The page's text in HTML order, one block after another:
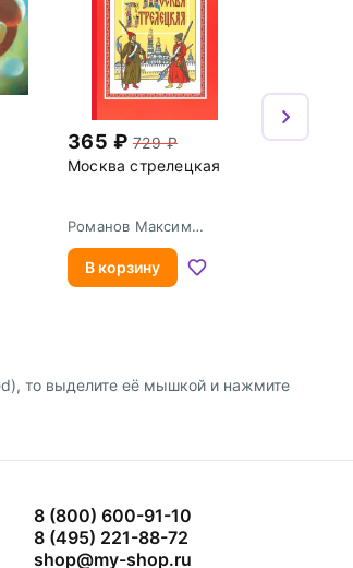
365
729
Москва стрелецкая
Романов Максим
Юрьевич
В корзину
то выделите её мышкой и нажмите
8 (800) 600-91-10
8 (495) 221-88-72
shop@my-shop.ru